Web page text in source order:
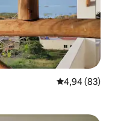
4,94 de uma
4,94 (83)